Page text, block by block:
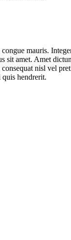
mauris.
sit amet. Amet
nisl vel
hendrerit.